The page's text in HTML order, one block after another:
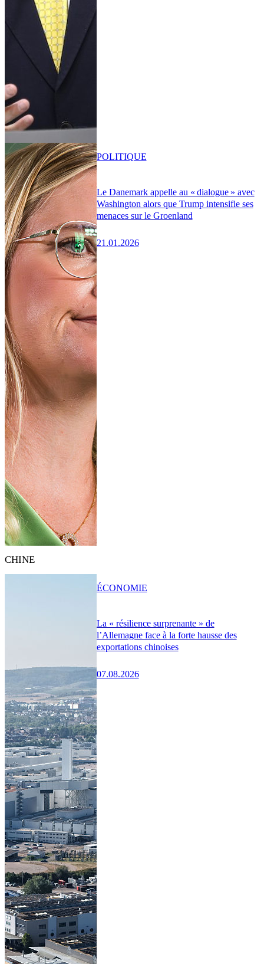
Le Danemark appelle au « dialogue » avec
Washington alors que Trump intensifie ses
menaces sur le Groenland
21.01.2026
POLITIQUE
CHINE
La « résilience surprenante » de
l’Allemagne face à la forte hausse des
exportations chinoises
07.08.2026
ÉCONOMIE